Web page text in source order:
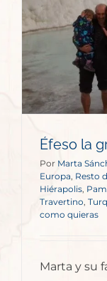
Éfeso la
Por Marta
Europa, Resto
Hiérapolis
Travertino,
como quieras
Marta y su